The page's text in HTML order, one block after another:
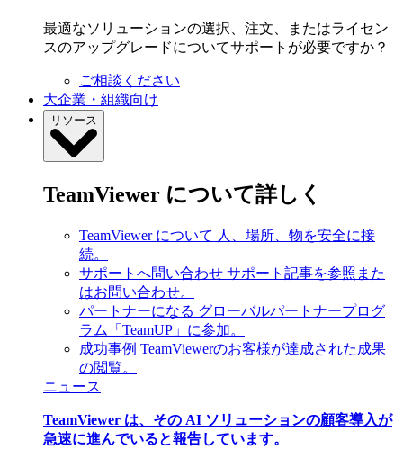
最適なソリューションの選択、注文、またはライセン
スのアップグレードについてサポートが必要ですか？
ご相談ください
大企業・組織向け
リソース
TeamViewer について詳しく
TeamViewer について 人、場所、物を安全に接
続。
サポートへ問い合わせ サポート記事を参照また
はお問い合わせ。
パートナーになる グローバルパートナープログ
ラム「TeamUP」に参加。
成功事例 TeamViewerのお客様が達成された成果
の閲覧。
ニュース
TeamViewer は、その AI ソリューションの顧客導入が
急速に進んでいると報告しています。